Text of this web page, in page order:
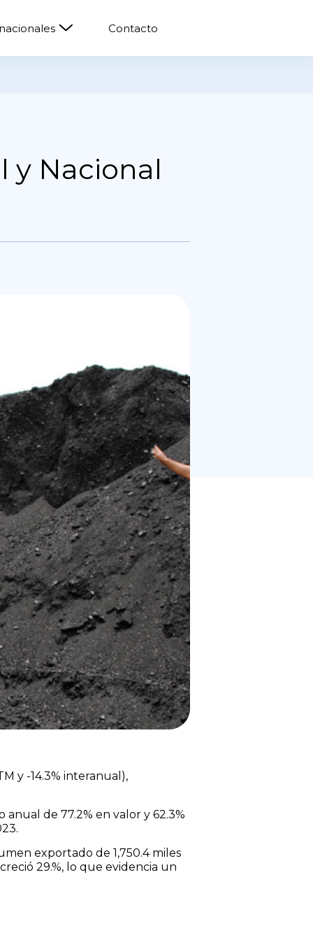
Contacto
y Nacional
y -14.3% interanual),
de 77.2% en valor y 62.3%
exportado de 1,750.4 miles
29.%, lo que evidencia un